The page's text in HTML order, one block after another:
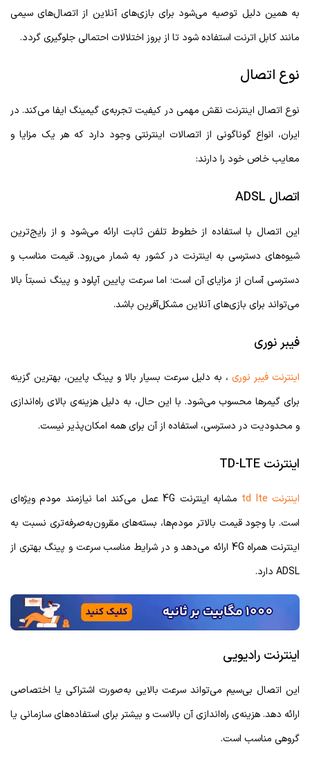
به همین دلیل توصیه می‌شود برای بازی‌های آنلاین از اتصال‌های سیمی
مانند کابل اترنت استفاده شود تا از بروز اختلالات احتمالی جلوگیری گردد.
نوع اتصال
نوع اتصال اینترنت نقش مهمی در کیفیت تجربه‌ی گیمینگ ایفا می‌کند. در
ایران، انواع گوناگونی از اتصالات اینترنتی وجود دارد که هر یک مزایا و
معایب خاص خود را دارند:
اتصال ADSL
این اتصال با استفاده از خطوط تلفن ثابت ارائه می‌شود و از رایج‌ترین
شیوه‌های دسترسی به اینترنت در کشور به شمار می‌رود. قیمت مناسب و
دسترسی آسان از مزایای آن است؛ اما سرعت پایین آپلود و پینگ نسبتاً بالا
می‌تواند برای بازی‌های آنلاین مشکل‌آفرین باشد.
فیبر نوری
اینترنت فیبر نوری ، به دلیل سرعت بسیار بالا و پینگ پایین، بهترین گزینه
برای گیمرها محسوب می‌شود. با این حال، به دلیل هزینه‌ی بالای راه‌اندازی
و محدودیت در دسترسی، استفاده از آن برای همه امکان‌پذیر نیست.
اینترنت TD-LTE
اینترنت td lte
مشابه اینترنت 4G عمل می‌کند اما نیازمند مودم ویژه‌ای
است. با وجود قیمت بالاتر مودم‌ها، بسته‌های مقرون‌به‌صرفه‌تری نسبت به
اینترنت همراه 4G ارائه می‌دهد و در شرایط مناسب سرعت و پینگ بهتری از
ADSL دارد.
اینترنت رادیویی
این اتصال بی‌سیم می‌تواند سرعت بالایی به‌صورت اشتراکی یا اختصاصی
ارائه دهد. هزینه‌ی راه‌اندازی آن بالاست و بیشتر برای استفاده‌های سازمانی یا
گروهی مناسب است.